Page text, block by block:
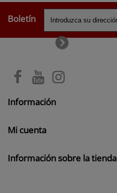
Boletín
Información
Mi cuenta
Información sobre la tienda